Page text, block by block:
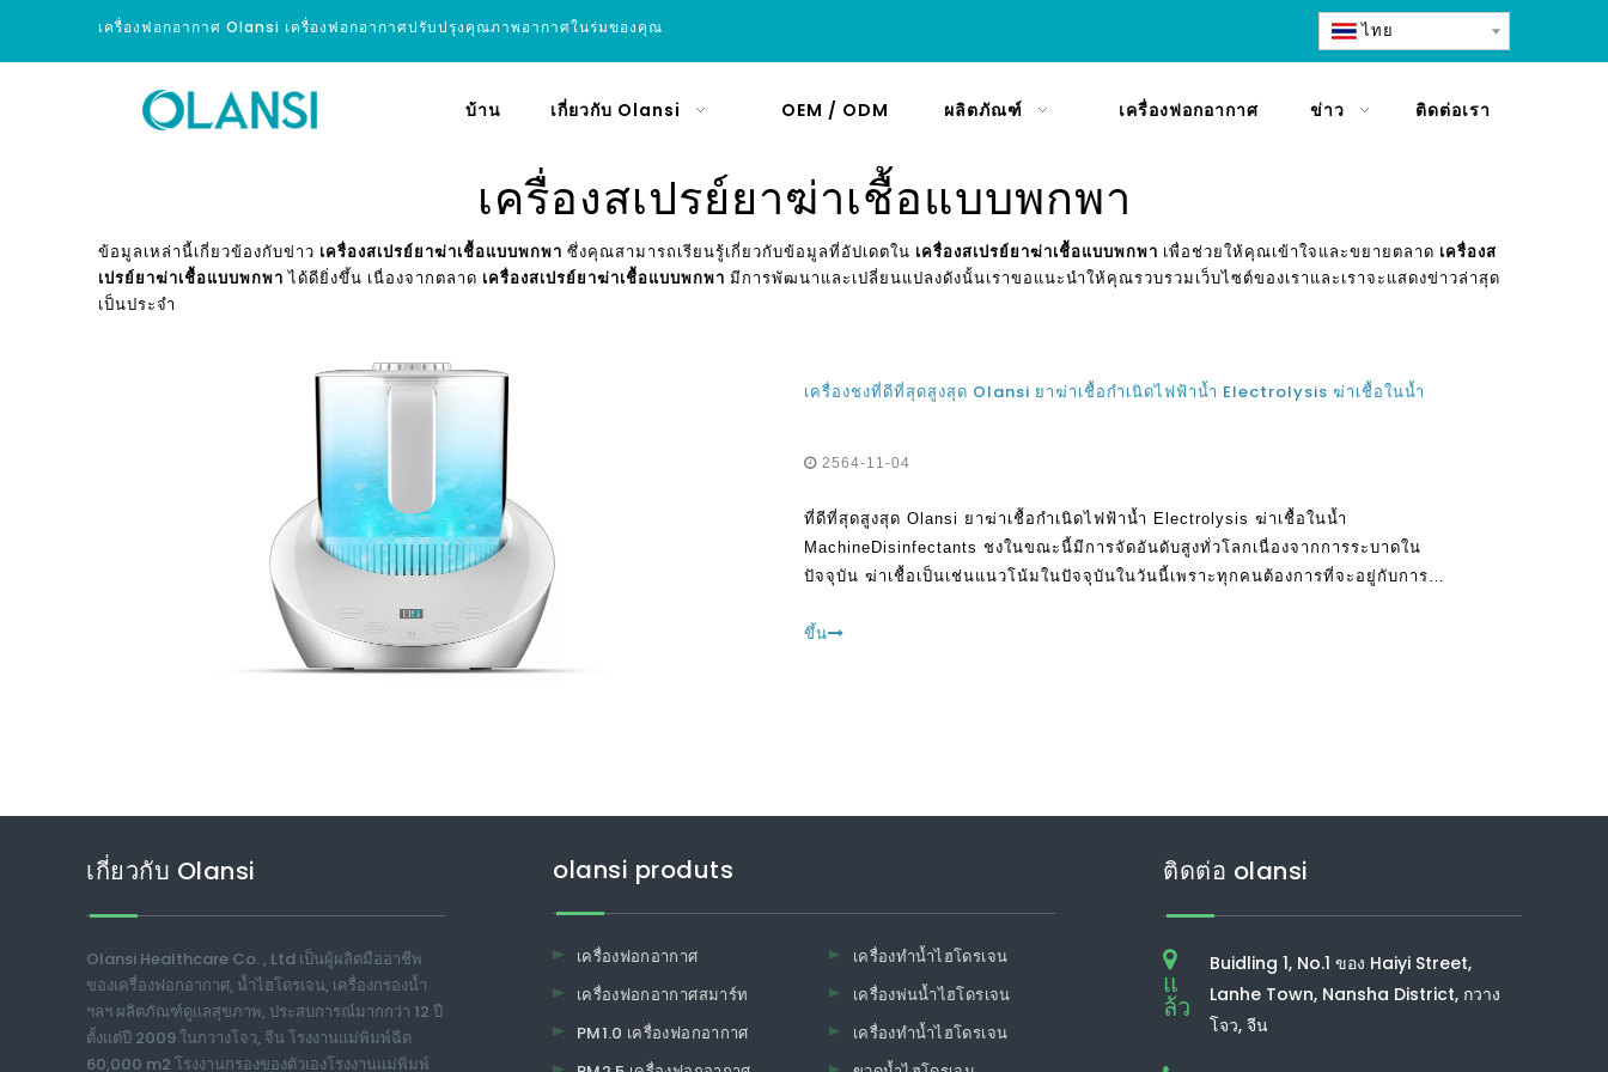
เครื่องฟอกอากาศ Olansi เครื่องฟอกอากาศปรับปรุงคุณภาพอากาศในร่มของคุณ ไทย
บ้าน เกี่ยวกับ Olansi OEM / ODM ผลิตภัณฑ์ เครื่องฟอกอากาศ ข่าว ติดต่อเรา
เครื่องสเปรย์ยาฆ่าเชื้อแบบพกพา
ข้อมูลเหล่านี้เกี่ยวข้องกับข่าว เครื่องสเปรย์ยาฆ่าเชื้อแบบพกพา ซึ่งคุณสามารถเรียนรู้เกี่ยวกับข้อมูลที่อัปเดตใน เครื่องสเปรย์ยาฆ่าเชื้อแบบพกพา เพื่อช่วยให้คุณเข้าใจและขยายตลาด เครื่องส
เปรย์ยาฆ่าเชื้อแบบพกพา ได้ดียิ่งขึ้น เนื่องจากตลาด เครื่องสเปรย์ยาฆ่าเชื้อแบบพกพา มีการพัฒนาและเปลี่ยนแปลงดังนั้นเราขอแนะนำให้คุณรวบรวมเว็บไซต์ของเราและเราจะแสดงข่าวล่าสุด
เป็นประจำ
เครื่องชงที่ดีที่สุดสูงสุด Olansi ยาฆ่าเชื้อกำเนิดไฟฟ้าน้ำ Electrolysis ฆ่าเชื้อในน้ำ
2564-11-04
ที่ดีที่สุดสูงสุด Olansi ยาฆ่าเชื้อกำเนิดไฟฟ้าน้ำ Electrolysis ฆ่าเชื้อในน้ำ
MachineDisinfectants ชงในขณะนี้มีการจัดอันดับสูงทั่วโลกเนื่องจากการระบาดใน
ปัจจุบัน ฆ่าเชื้อเป็นเช่นแนวโน้มในปัจจุบันในวันนี้เพราะทุกคนต้องการที่จะอยู่กับการ
ขึ้น
เกี่ยวกับ Olansi
Olansi Healthcare Co. , Ltd เป็นผู้ผลิตมืออาชีพ
ของเครื่องฟอกอากาศ, น้ำไฮโดรเจน, เครื่องกรองน้ำ
ฯลฯ ผลิตภัณฑ์ดูแลสุขภาพ, ประสบการณ์มากกว่า 12 ปี
ตั้งแต่ปี 2009 ในกวางโจว, จีน โรงงานแม่พิมพ์ฉีด
60,000 m2 โรงงานกรองของตัวเองโรงงานแม่พิมพ์
olansi produts
เครื่องฟอกอากาศ
เครื่องฟอกอากาศสมาร์ท
PM1.0 เครื่องฟอกอากาศ
เครื่องทำน้ำไฮโดรเจน
เครื่องพ่นน้ำไฮโดรเจน
เครื่องทำน้ำไฮโดรเจน
ติดต่อ olansi
แ
ล้ว
Buidling 1, No.1 ของ Haiyi Street,
Lanhe Town, Nansha District, กวาง
โจว, จีน